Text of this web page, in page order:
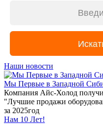
Наши новости
Мы Первые в Западной
Компания Айс-Холод
"Лучшие продажи
за 2025год
Нам 10 Лет!